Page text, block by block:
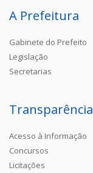
A Prefeitura
Gabinete do Prefeito
Legislação
Secretarias
Transparência
Acesso à Informação
Concursos
Licitações